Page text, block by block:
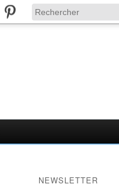
NEWSLETTER